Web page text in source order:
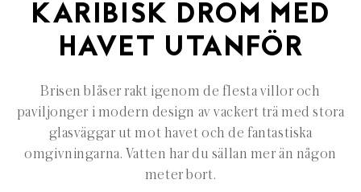
KARIBISK DRÖM MED
HAVET UTANFÖR
Brisen blåser rakt igenom de flesta villor och
paviljonger i modern design av vackert trä med stora
glasväggar ut mot havet och de fantastiska
omgivningarna. Vatten har du sällan mer än någon
meter bort.